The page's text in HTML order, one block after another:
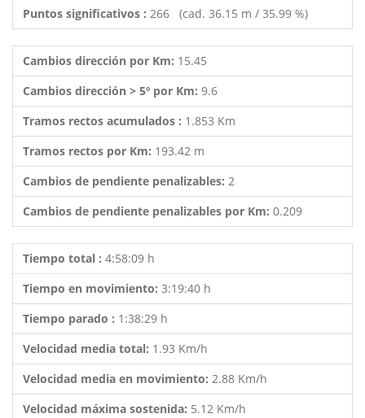
Puntos significativos : 266 (cad. 36.15 m / 35.99 %)
Cambios dirección por Km: 15.45
Cambios dirección > 5º por Km: 9.6
Tramos rectos acumulados : 1.853 Km
Tramos rectos por Km: 193.42 m
Cambios de pendiente penalizables: 2
Cambios de pendiente penalizables por Km: 0.209
Tiempo total : 4:58:09 h
Tiempo en movimiento: 3:19:40 h
Tiempo parado : 1:38:29 h
Velocidad media total: 1.93 Km/h
Velocidad media en movimiento: 2.88 Km/h
Velocidad máxima sostenida: 5.12 Km/h